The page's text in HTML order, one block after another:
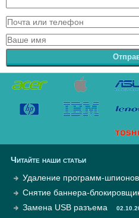
Читайте наши статьи
Удаление программ-шпионов
Снятие баннера-
Замена USB разъема